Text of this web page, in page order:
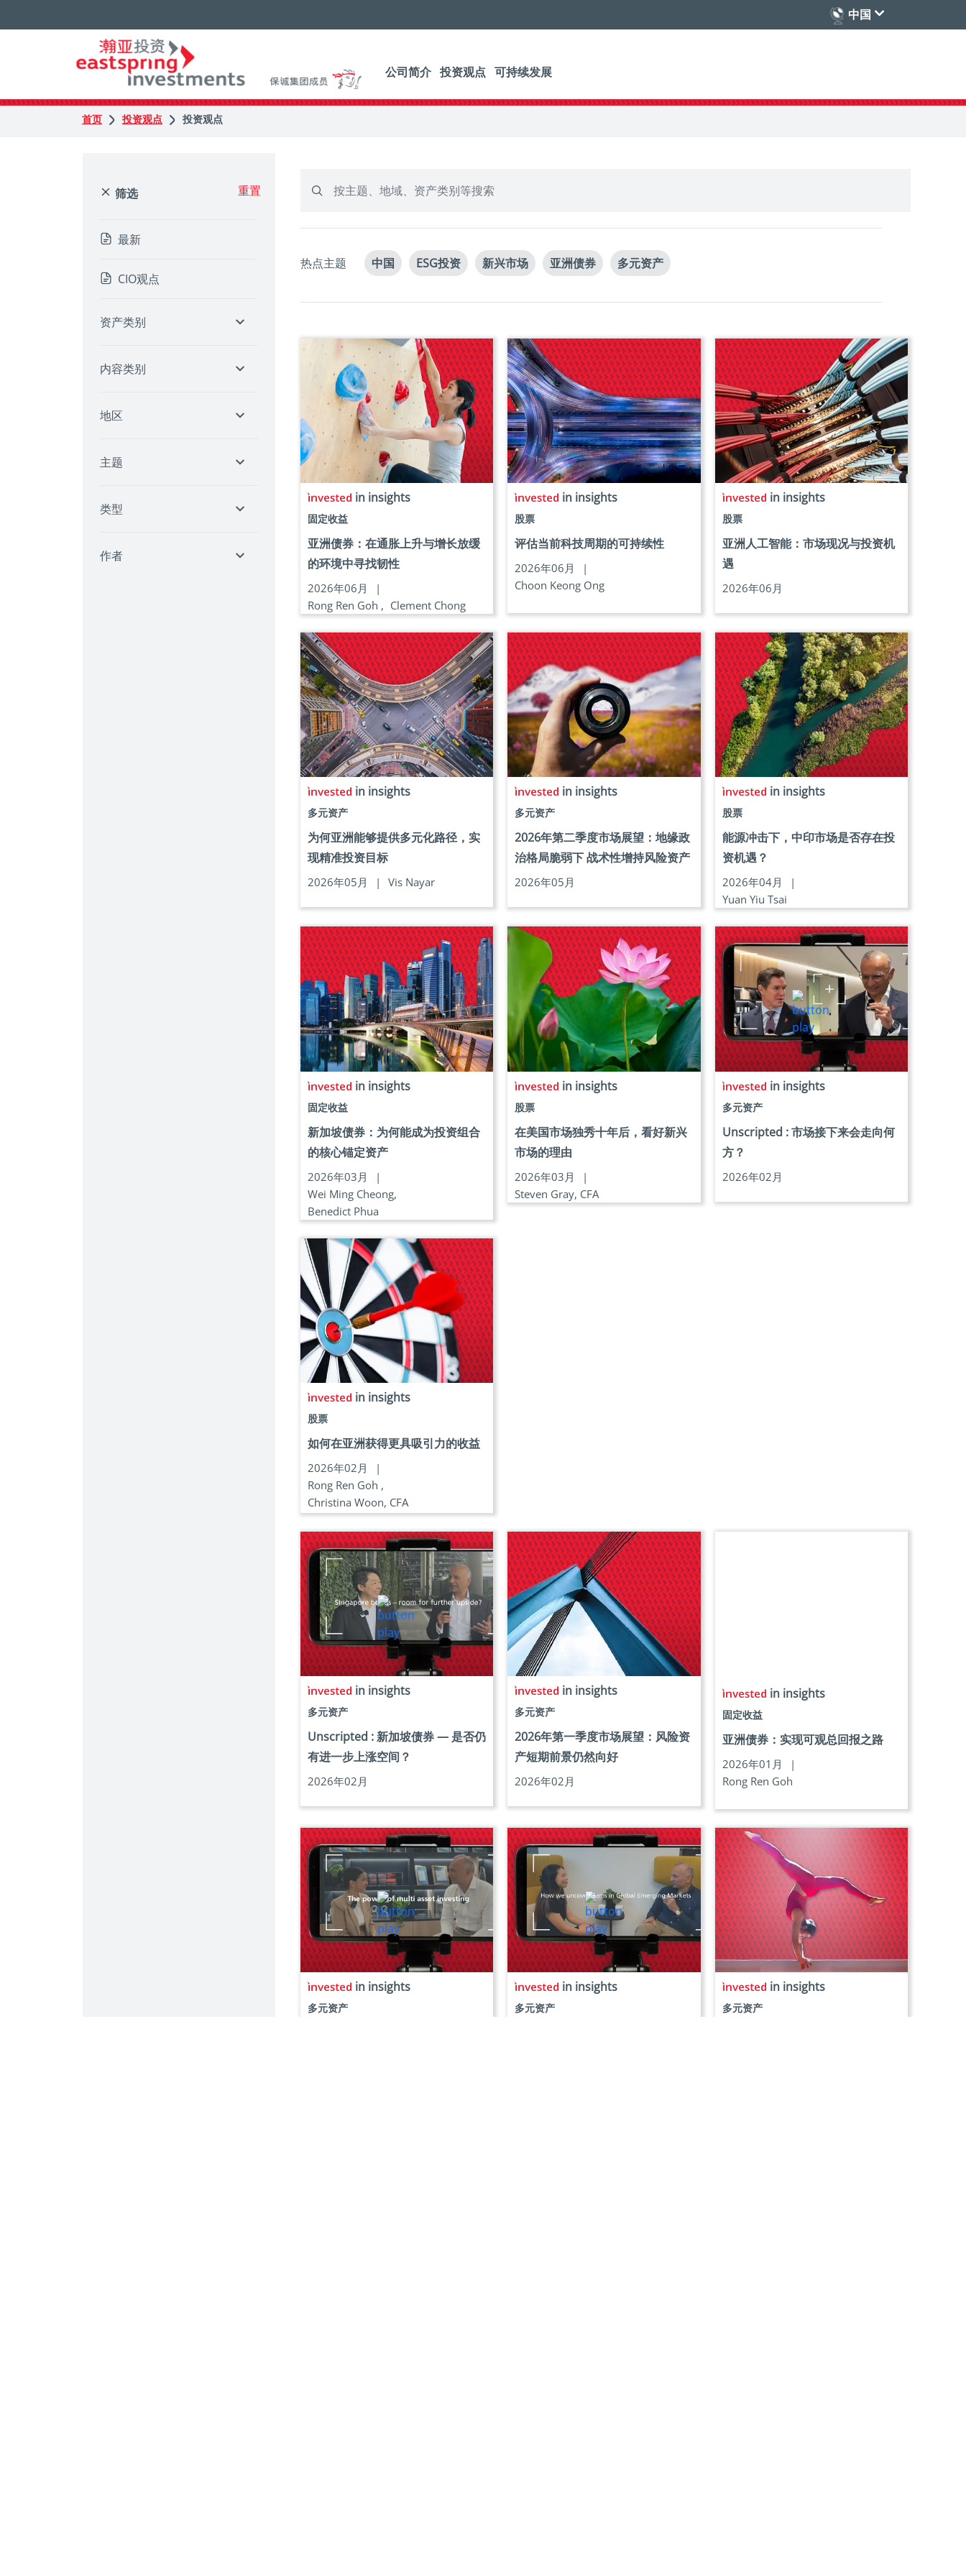
中国
公司简介 投资观点 可持续发展
首页 投资观点 投资观点
筛选 重置
最新
CIO观点
资产类别
内容类别
地区
主题
类型
作者
热点主题 中国 ESG投资 新兴市场 亚洲债券 多元资产
in insights
固定收益
亚洲债券：在通胀上升与增长放缓
的环境中寻找韧性
2026年06月
|
Rong Ren Goh , Clement Chong
in insights
股票
评估当前科技周期的可持续性
2026年06月
|
Choon Keong Ong
in insights
股票
亚洲人工智能：市场现况与投资机
遇
2026年06月
in insights
多元资产
为何亚洲能够提供多元化路径，实
现精准投资目标
2026年05月 | Vis Nayar
in insights
多元资产
2026年第二季度市场展望：地缘政
治格局脆弱下 战术性增持风险资产
2026年05月
in insights
股票
能源冲击下，中印市场是否存在投
资机遇？
2026年04月
|
Yuan Yiu Tsai
in insights
固定收益
新加坡债券：为何能成为投资组合
的核心锚定资产
2026年03月
|
Wei Ming Cheong,
Benedict Phua
in insights
股票
在美国市场独秀十年后，看好新兴
市场的理由
2026年03月
|
Steven Gray, CFA
in insights
多元资产
Unscripted : 市场接下来会走向何
方？
2026年02月
in insights
股票
如何在亚洲获得更具吸引力的收益
2026年02月
|
Rong Ren Goh ,
Christina Woon, CFA
in insights
多元资产
Unscripted : 新加坡债券 — 是否仍
有进一步上涨空间？
2026年02月
in insights
多元资产
2026年第一季度市场展望：风险资
产短期前景仍然向好
2026年02月
in insights
固定收益
亚洲债券：实现可观总回报之路
2026年01月
|
Rong Ren Goh
in insights
多元资产
in insights
多元资产
in insights
多元资产